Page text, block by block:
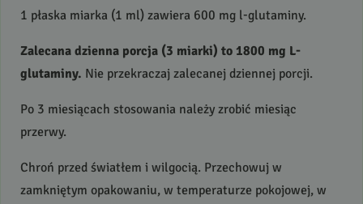
1 płaska miarka (1 ml) zawiera 600 mg l-glutaminy.
Zalecana dzienna porcja (3 miarki) to 1800 mg L-
glutaminy. Nie przekraczaj zalecanej dziennej porcji.
Po 3 miesiącach stosowania należy zrobić miesiąc
przerwy.
Chroń przed światłem i wilgocią. Przechowuj w
zamkniętym opakowaniu, w temperaturze pokojowej, w